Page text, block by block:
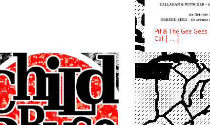
Pif& The Gee Gees
Cal [ ... ]